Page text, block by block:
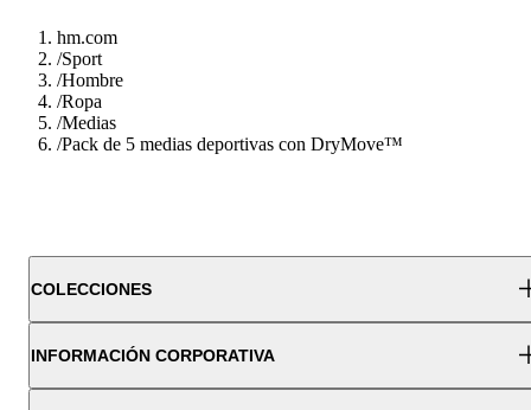
hm.com
/Sport
/Hombre
/Ropa
/Medias
/Pack de 5 medias deportivas con DryMove™
COLECCIONES
INFORMACIÓN CORPORATIVA